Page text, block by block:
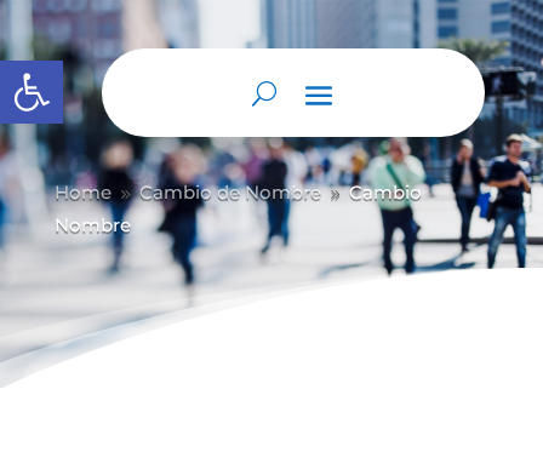
Abrir barra de herramientas
Home 9 Cambio de Nombre 9 Cambio
Nombre